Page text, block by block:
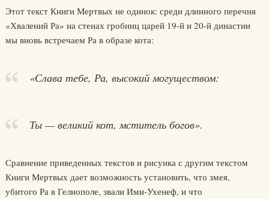
Этот текст Книги Мертвых не одинок: среди длинного перечня
«Хвалений Ра» на стенах гробниц царей 19-й и 20-й династии
мы вновь встречаем Ра в образе кота:
«Слава тебе, Ра, высокий могуществом:
Ты — великий кот, мститель богов».
Сравнение приведенных текстов и рисунка с другим текстом
Книги Мертвых дает возможность установить, что змея,
убитого Ра в Гелиополе, звали Ими-Ухенеф, и что